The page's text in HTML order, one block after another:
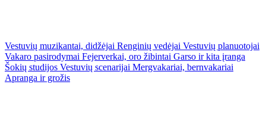
Vestuvių muzikantai, didžėjai Renginių vedėjai Vestuvių planuotojai
Vakaro pasirodymai Fejerverkai, oro žibintai Garso ir kita įranga
Šokių studijos Vestuvių scenarijai Mergvakariai, bernvakariai
Apranga ir grožis